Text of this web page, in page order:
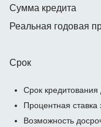
Сумма кредита
Реальная годовая
Срок
Срок
Процентная ставка
Возможность